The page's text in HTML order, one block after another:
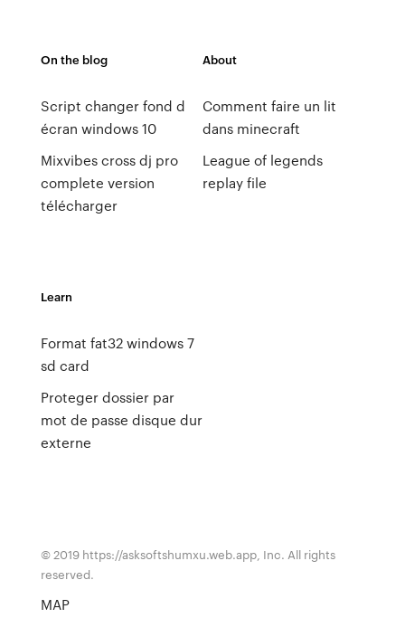
On the blog
Script changer fond d
écran windows 10
Mixvibes cross dj pro
complete version
télécharger
About
Comment faire un lit
dans minecraft
League of legends
replay file
Learn
Format fat32 windows 7
sd card
Proteger dossier par
mot de passe disque dur
externe
© 2019 https://asksoftshumxu.web.app, Inc. All rights
reserved.
MAP